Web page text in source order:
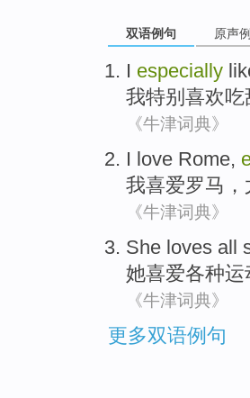
双语例句 原声
I especially
我特别 喜欢吃
《牛津词典》
I love Rome,
我喜爱罗马 ，
《牛津词典》
She loves all
她喜爱各种运
《牛津词典》
更多双语例句